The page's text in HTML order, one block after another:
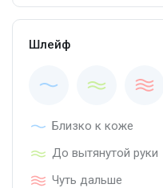
Шлейф
Близко к коже
До вытянутой руки
Чуть дальше